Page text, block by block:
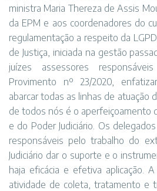
ministra Maria Thereza de Assis
da EPM e aos coordenadores do
regulamentação a respeito da LGPD
de Justiça, iniciada na gestão
juízes assessores
Provimento nº 23/2020,
abarcar todas as linhas de atuação
de todos nós é o aperfeiçoamento
e do Poder Judiciário. Os
responsáveis pelo trabalho do
Judiciário dar o suporte e o
haja eficácia e efetiva aplicação.
atividade de coleta, tratamento e